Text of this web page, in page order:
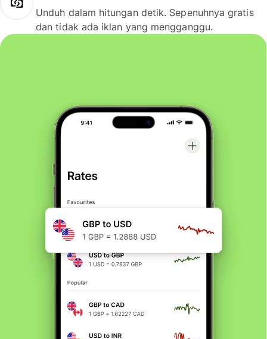
Unduh dalam hitungan detik. Sepenuhnya gratis
dan tidak ada iklan yang mengganggu.